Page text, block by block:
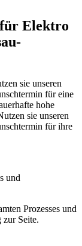
Elektro
sie unseren
für eine
hohe
sie unseren
für ihre
und
Prozesses und
zur Seite.